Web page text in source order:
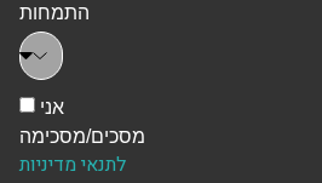
התמחות
אני
מסכים/מסכימה
לתנאי מדיניות